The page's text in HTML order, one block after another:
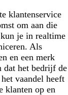
klantenservice
om aan die
je in realtime
Als
en een merk
dat het bedrijf de
vaandel heeft
klanten op en